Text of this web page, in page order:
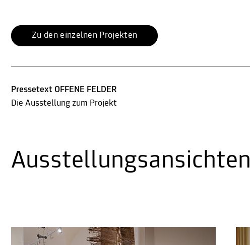
Zu den einzelnen Projekten
Pressetext OFFENE FELDER
Die Ausstellung zum Projekt
Ausstellungsansichten